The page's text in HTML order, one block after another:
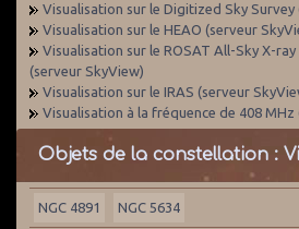
Visualisation sur le Digitized Sky Survey
Visualisation sur le HEAO (serveur
Visualisation sur le ROSAT All-Sky X-
(serveur SkyView)
Visualisation sur le IRAS (serveur
Visualisation à la fréquence de 408 MHz
Objets de la constellation :
NGC 4891 NGC 5634